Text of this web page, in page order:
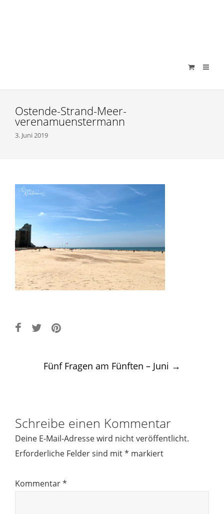
Ostende-Strand-Meer-
verenamuenstermann
3. Juni 2019
Post
navigation
Fünf Fragen am Fünften – Juni →
Schreibe einen Kommentar
Deine E-Mail-Adresse wird nicht veröffentlicht.
Erforderliche Felder sind mit* markiert
Kommentar*